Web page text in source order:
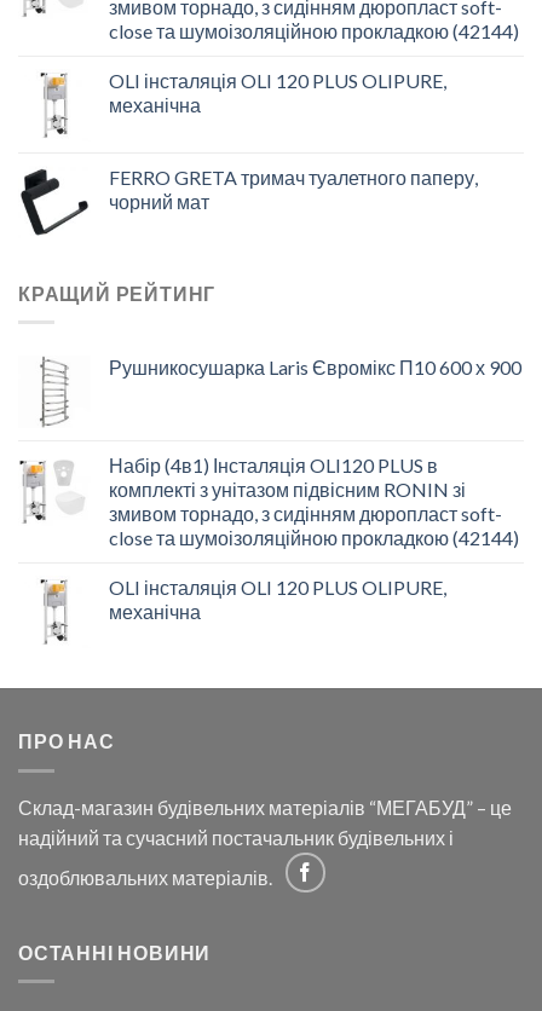
змивом торнадо, з сидінням дюропласт soft-
close та шумоізоляційною прокладкою (42144)
OLI інсталяція OLI 120 PLUS OLIPURE,
механічна
FERRO GRETA тримач туалетного паперу,
чорний мат
КРАЩИЙ РЕЙТИНГ
Рушникосушарка Laris Євромікс П10 600 х 900
Набір (4в1) Інсталяція OLI120 PLUS в
комплекті з унітазом підвісним RONIN зі
змивом торнадо, з сидінням дюропласт soft-
close та шумоізоляційною прокладкою (42144)
OLI інсталяція OLI 120 PLUS OLIPURE,
механічна
ПРО НАС
Склад-магазин будівельних матеріалів “МЕГАБУД” – це
надійний та сучасний постачальник будівельних і
оздоблювальних матеріалів.
ОСТАННІ НОВИНИ